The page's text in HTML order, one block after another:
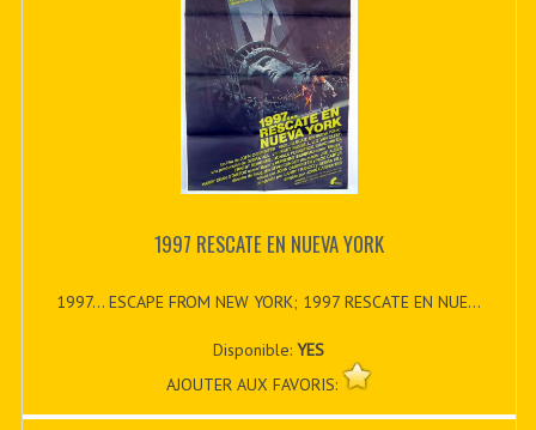
1997 RESCATE EN NUEVA YORK
1997... ESCAPE FROM NEW YORK; 1997 RESCATE EN NUE...
Disponible:YES
AJOUTER AUX FAVORIS: